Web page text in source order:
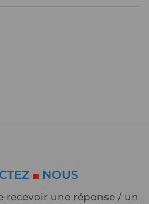
NOUS
recevoir une réponse / un